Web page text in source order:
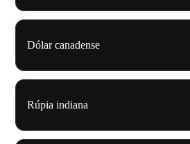
Dólar canadense
Rúpia indiana